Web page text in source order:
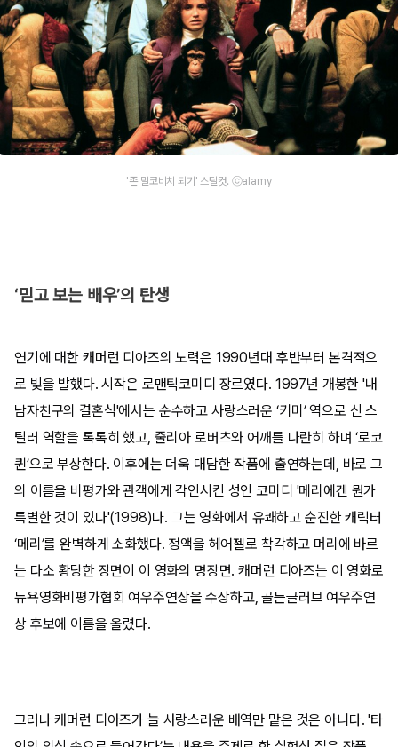
'존 말코비치 되기' 스틸컷. ⓒalamy
‘믿고 보는 배우’의 탄생
연기에 대한 캐머런 디아즈의 노력은 1990년대 후반부터 본격적으
로 빛을 발했다. 시작은 로맨틱코미디 장르였다. 1997년 개봉한 '내
남자친구의 결혼식'에서는 순수하고 사랑스러운 ‘키미’ 역으로 신 스
틸러 역할을 톡톡히 했고, 줄리아 로버츠와 어깨를 나란히 하며 ‘로코
퀸’으로 부상한다. 이후에는 더욱 대담한 작품에 출연하는데, 바로 그
의 이름을 비평가와 관객에게 각인시킨 성인 코미디 '메리에겐 뭔가
특별한 것이 있다'(1998)다. 그는 영화에서 유쾌하고 순진한 캐릭터
‘메리’를 완벽하게 소화했다. 정액을 헤어젤로 착각하고 머리에 바르
는 다소 황당한 장면이 이 영화의 명장면. 캐머런 디아즈는 이 영화로
뉴욕영화비평가협회 여우주연상을 수상하고, 골든글러브 여우주연
상 후보에 이름을 올렸다.
그러나 캐머런 디아즈가 늘 사랑스러운 배역만 맡은 것은 아니다. '타